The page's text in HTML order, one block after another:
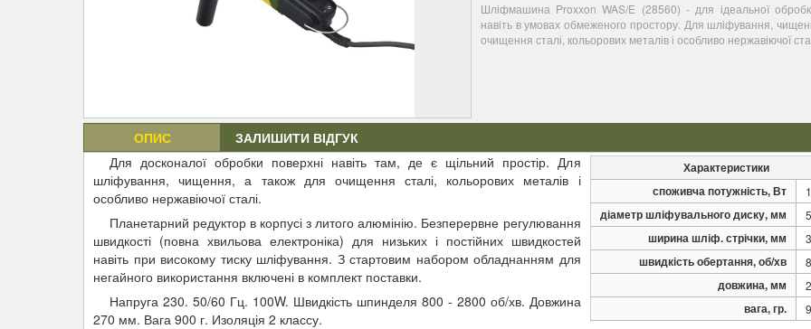
Шліфмашина Proxxon WAS/E (28560) - для ідеальної
навіть в умовах обмеженого простору. Для шліфування,
очищення сталі, кольорових металів і особливо нержавіючої
ОПИС ЗАЛИШИТИ ВІДГУК
Характеристики
споживча потужність, Вт
діаметр шліфувального диску, мм
ширина шліф. стрічки, мм
швидкість обертання, об/хв
довжина, мм
вага, гр.
Для досконалої обробки поверхні навіть там, де є щільний простір. Для
шліфування, чищення, а також для очищення сталі, кольорових металів і
особливо нержавіючої сталі.
Планетарний редуктор в корпусі з литого алюмінію. Безперервне регулювання
швидкості (повна хвильова електроніка) для низьких і постійних швидкостей
навіть при високому тиску шліфування. З стартовим набором обладнанням для
негайного використання включені в комплект поставки.
Напруга 230. 50/60 Гц. 100W. Швидкість шпинделя 800 - 2800 об/хв. Довжина
270 мм. Вага 900 г. Изоляція 2 классу.